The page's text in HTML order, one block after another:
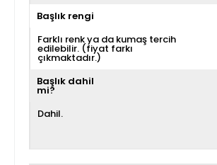
Başlık rengi
Farklı renk ya da kumaş tercih
edilebilir. (fiyat farkı
çıkmaktadır.)
Başlık dahil
mi?
Dahil.